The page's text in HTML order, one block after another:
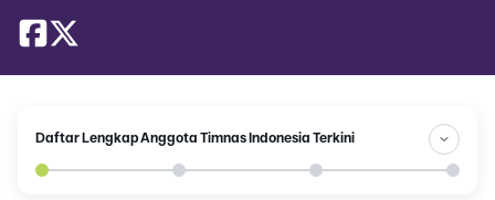
Daftar Lengkap Anggota Timnas Indonesia Terkini